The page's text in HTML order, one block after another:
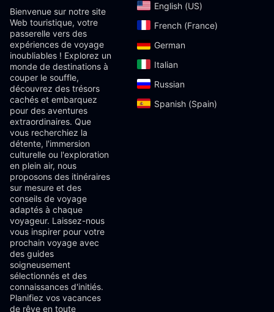
Bienvenue sur notre site
Web touristique, votre
passerelle vers des
expériences de voyage
inoubliables ! Explorez un
monde de destinations à
couper le souffle,
découvrez des trésors
cachés et embarquez
pour des aventures
extraordinaires. Que
vous recherchiez la
détente, l'immersion
culturelle ou l'exploration
en plein air, nous
proposons des itinéraires
sur mesure et des
conseils de voyage
adaptés à chaque
voyageur. Laissez-nous
vous inspirer pour votre
prochain voyage avec
des guides
soigneusement
sélectionnés et des
connaissances d'initiés.
Planifiez vos vacances
de rêve en toute
English (US)‎
French (France)‎
German‎
Italian‎
Russian‎
Spanish (Spain)‎